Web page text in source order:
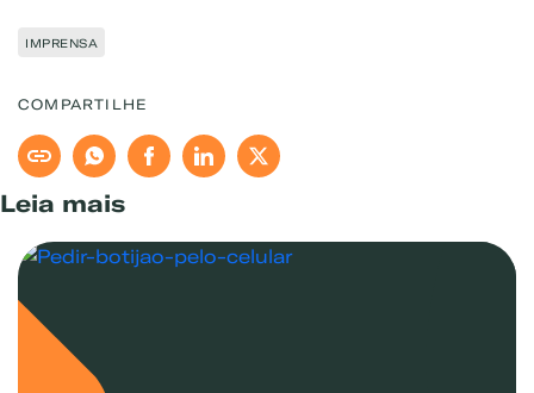
IMPRENSA
COMPARTILHE
Leia mais